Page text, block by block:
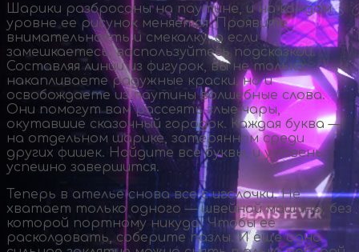
Шарики разбросаны на паутине, и на каждом
уровне ее рисунок меняется. Проявите
внимательность и смекалку, а если
замешкаетесь, воспользуйтесь подсказкой.
Составляя линии из фигурок, вы не только
накапливаете радужные краски, но и
освобождаете из паутины волшебные слова.
Они помогут вам рассеять злые чары,
окутавшие сказочный городок. Каждая буква —
на отдельном шарике, затерянном среди
других фишек. Найдите все буквы, и уровень
успешно завершится.
Теперь в ателье снова все с иголочки. Не
хватает только одного — швейной машины, без
которой портному никуда! Чтобы ее
расколдовать, соберите пазлы. И еще одно